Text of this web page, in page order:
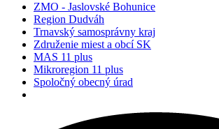
ZMO - Jaslovské Bohunice
Region Dudváh
Trnavský samosprávny kraj
Združenie miest a obcí SK
MAS 11 plus
Mikroregion 11 plus
Spoločný obecný úrad